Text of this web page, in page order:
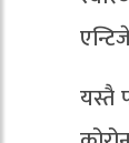
यस्तै